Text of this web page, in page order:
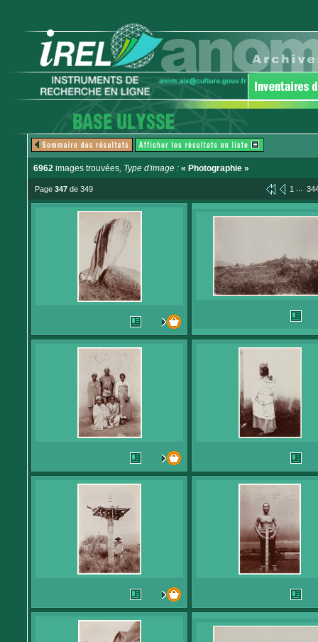
6962 images trouvées, Type d'image : « Photographie »
Page 347 de 349 1 ...